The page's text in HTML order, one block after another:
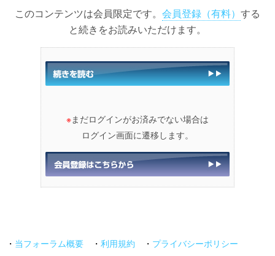
このコンテンツは会員限定です。 会員登録（有料） する
と続きをお読みいただけます。
※まだログインがお済みでない場合は
ログイン画面に遷移します。
・ 当フォーラム概要 ・ 利用規約 ・ プライバシーポリシー